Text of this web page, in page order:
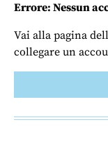
Errore: Nessun
Vai alla pagina
collegare un